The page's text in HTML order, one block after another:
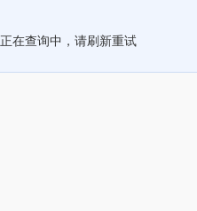
正在查询中，请刷新重试